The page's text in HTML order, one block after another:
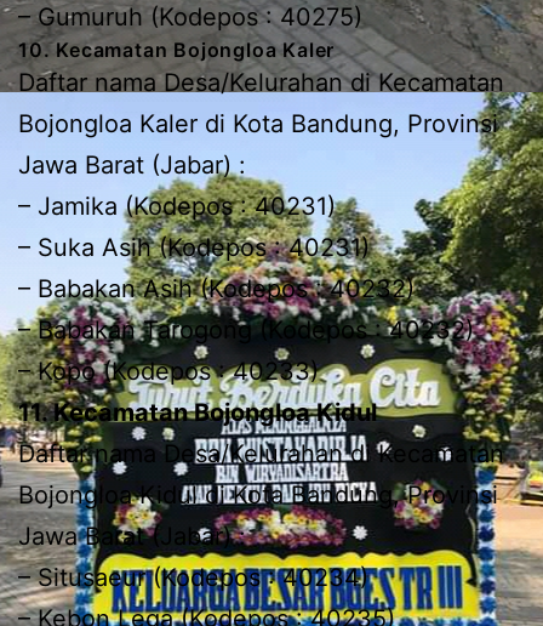
– Gumuruh (Kodepos : 40275)
10. Kecamatan Bojongloa Kaler
Daftar nama Desa/Kelurahan di Kecamatan
Bojongloa Kaler di Kota Bandung, Provinsi
Jawa Barat (Jabar) :
– Jamika (Kodepos : 40231)
– Suka Asih (Kodepos : 40231)
– Babakan Asih (Kodepos : 40232)
– Babakan Tarogong (Kodepos : 40232)
– Kopo (Kodepos : 40233)
11. Kecamatan Bojongloa Kidul
Daftar nama Desa/Kelurahan di Kecamatan
Bojongloa Kidul di Kota Bandung, Provinsi
Jawa Barat (Jabar) :
– Situsaeur (Kodepos : 40234)
– Kebon Lega (Kodepos : 40235)